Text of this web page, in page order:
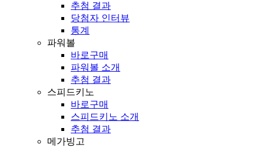
추첨 결과
당첨자 인터뷰
통계
파워볼
바로구매
파워볼 소개
추첨 결과
스피드키노
바로구매
스피드키노 소개
추첨 결과
메가빙고